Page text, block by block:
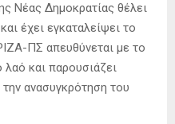
Νέας Δημοκρατίας θέλει
έχει εγκαταλείψει το
ΠΣ απευθύνεται με το
και παρουσιάζει
ανασυγκρότηση του